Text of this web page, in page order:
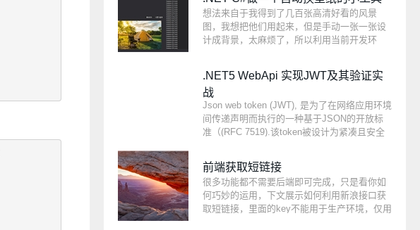
(key=>value)对组成。MongoDB 文档类似于
JSON 对象。字段值可以包含其他文档，数组
及文档数组。
想法来自于我得到了几百张高清好看的风景
图，我想把他们用起来，但是手动一张一张设
计成背景，太麻烦了，所以利用当前开发环
.NET5 WebApi 实现JWT及其验证实
战
Json web token (JWT), 是为了在网络应用环境
间传递声明而执行的一种基于JSON的开放标
准（(RFC 7519).该token被设计为紧凑且安全
提供者和服务提供者间传递被认证的用户身份
信息，以便于从资源服务器获取资源，也可以
增加一些额外的其它业务逻辑所必须的声明信
息，该token也可直接被用于认证，也可被加
前端获取短链接
很多功能都不需要后端即可完成，只是看你如
何巧妙的运用，下文展示如何利用新浪接口获
取短链接，里面的key不能用于生产环境，仅用